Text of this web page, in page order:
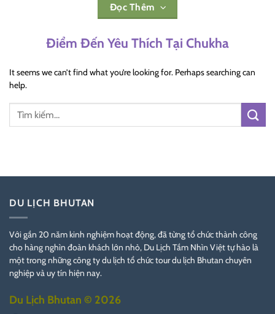
Đọc Thêm
Điểm Đến Yêu Thích Tại Chukha
It seems we can’t find what you’re looking for. Perhaps searching can
help.
DU LỊCH BHUTAN
Với gần 20 năm kinh nghiệm hoạt động, đã từng tổ chức thành công
cho hàng nghìn đoàn khách lớn nhỏ, Du Lịch Tầm Nhìn Việt tự hào là
một trong những công ty du lịch tổ chức tour du lịch Bhutan chuyên
nghiệp và uy tín hiện nay.
Du Lịch Bhutan © 2026